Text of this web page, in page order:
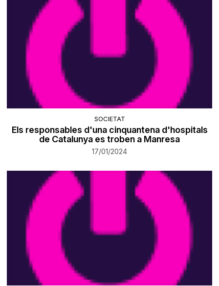
SOCIETAT
Els responsables d'una cinquantena d'hospitals
de Catalunya es troben a Manresa
17/01/2024